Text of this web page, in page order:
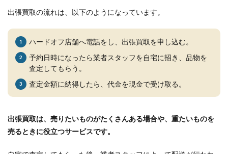
出張買取の流れは、以下のようになっています。
ハードオフ店舗へ電話をし、出張買取を申し込む。
予約日時になったら業者スタッフを自宅に招き、品物を
査定してもらう。
査定金額に納得したら、代金を現金で受け取る。
出張買取は、売りたいものがたくさんある場合や、重たいものを
売るときに役立つサービスです。